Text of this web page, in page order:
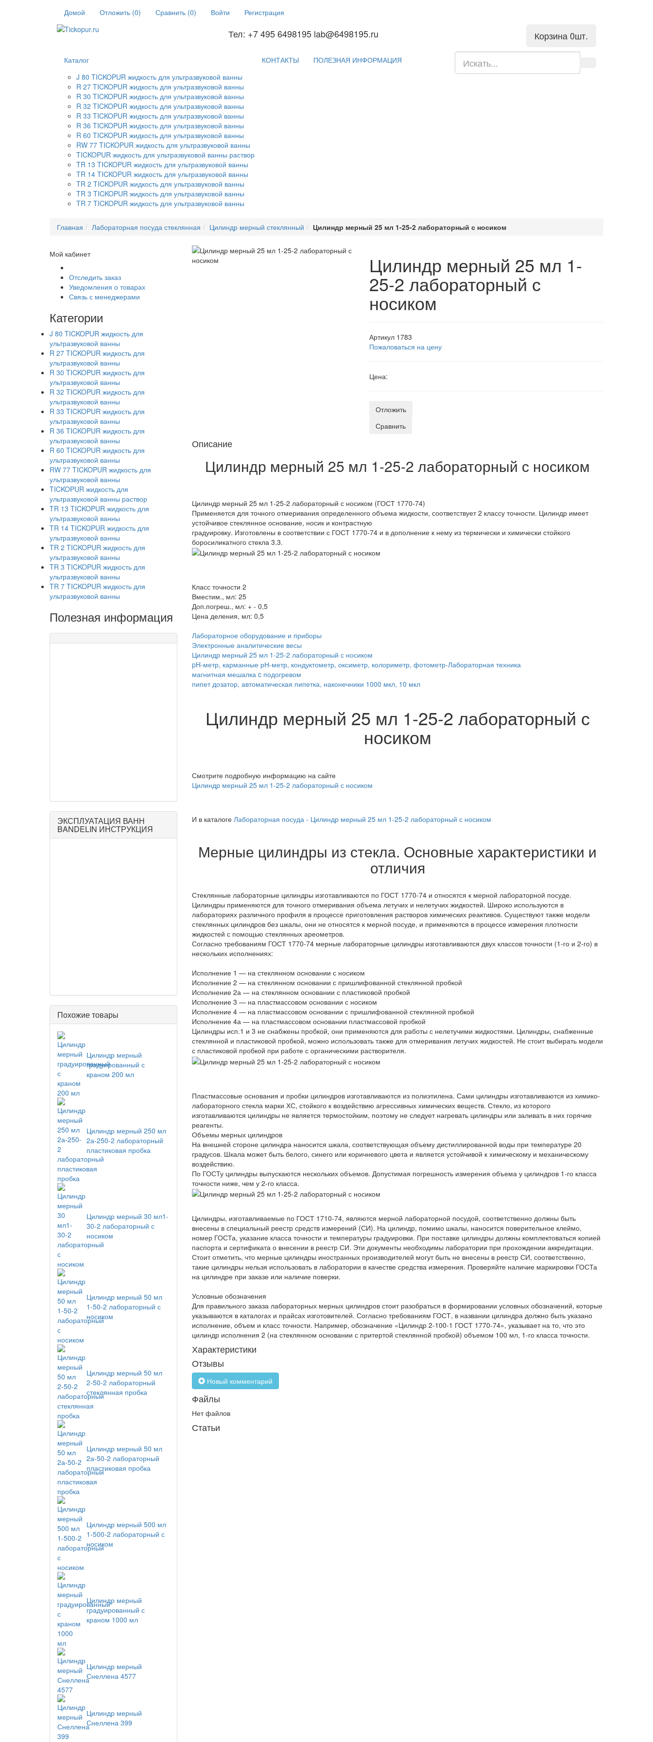
Домой Отложить (0) Сравнить (0) Войти Регистрация
Тел: +7 495 6498195 lab@6498195.ru Корзина 0шт.
Каталог
J 80 TICKOPUR жидкость для ультразвуковой ванны
R 27 TICKOPUR жидкость для ультразвуковой ванны
R 30 TICKOPUR жидкость для ультразвуковой ванны
R 32 TICKOPUR жидкость для ультразвуковой ванны
R 33 TICKOPUR жидкость для ультразвуковой ванны
R 36 TICKOPUR жидкость для ультразвуковой ванны
R 60 TICKOPUR жидкость для ультразвуковой ванны
RW 77 TICKOPUR жидкость для ультразвуковой ванны
TICKOPUR жидкость для ультразвуковой ванны раствор
TR 13 TICKOPUR жидкость для ультразвуковой ванны
TR 14 TICKOPUR жидкость для ультразвуковой ванны
TR 2 TICKOPUR жидкость для ультразвуковой ванны
TR 3 TICKOPUR жидкость для ультразвуковой ванны
TR 7 TICKOPUR жидкость для ультразвуковой ванны
КОНТАКТЫ ПОЛЕЗНАЯ ИНФОРМАЦИЯ
Главная Лабораторная посуда стеклянная Цилиндр мерный стеклянный Цилиндр мерный 25 мл 1-25-2 лабораторный с носиком
Мой кабинет
Отследить заказ
Уведомления о товарах
Связь с менеджерами
Категории
J 80 TICKOPUR жидкость для
ультразвуковой ванны
R 27 TICKOPUR жидкость для
ультразвуковой ванны
R 30 TICKOPUR жидкость для
ультразвуковой ванны
R 32 TICKOPUR жидкость для
ультразвуковой ванны
R 33 TICKOPUR жидкость для
ультразвуковой ванны
R 36 TICKOPUR жидкость для
ультразвуковой ванны
R 60 TICKOPUR жидкость для
ультразвуковой ванны
RW 77 TICKOPUR жидкость для
ультразвуковой ванны
TICKOPUR жидкость для
ультразвуковой ванны раствор
TR 13 TICKOPUR жидкость для
ультразвуковой ванны
TR 14 TICKOPUR жидкость для
ультразвуковой ванны
TR 2 TICKOPUR жидкость для
ультразвуковой ванны
TR 3 TICKOPUR жидкость для
ультразвуковой ванны
TR 7 TICKOPUR жидкость для
ультразвуковой ванны
Полезная информация
ЭКСПЛУАТАЦИЯ ВАНН
BANDELIN ИНСТРУКЦИЯ
Похожие товары
Цилиндр мерный
градуированный с
краном 200 мл
Цилиндр мерный 250 мл
2а-250-2 лабораторный
пластиковая пробка
Цилиндр мерный 30 мл1-
30-2 лабораторный с
носиком
Цилиндр мерный 50 мл
1-50-2 лабораторный с
носиком
Цилиндр мерный 50 мл
2-50-2 лабораторный
стеклянная пробка
Цилиндр мерный 50 мл
2а-50-2 лабораторный
пластиковая пробка
Цилиндр мерный 500 мл
1-500-2 лабораторный с
носиком
Цилиндр мерный
градуированный с
краном 1000 мл
Цилиндр мерный
Снеллена 4577
Цилиндр мерный
Снеллена 399
Цилиндр мерный 25 мл 1-
25-2 лабораторный с
носиком
Артикул 1783
Пожаловаться на цену
Цена:
Отложить
Сравнить
Описание
Цилиндр мерный 25 мл 1-25-2 лабораторный с носиком
Цилиндр мерный 25 мл 1-25-2 лабораторный с носиком (ГОСТ 1770-74)
Применяется для точного отмеривания определенного объема жидкости, соответствует 2 классу точности. Цилиндр имеет
устойчивое стеклянное основание, носик и контрастную
градуировку. Изготовлены в соответствии с ГОСТ 1770-74 и в дополнение к нему из термически и химически стойкого
боросиликатного стекла 3.3.
Класс точности 2
Вместим., мл: 25
Доп.погреш., мл: + - 0,5
Цена деления, мл: 0,5
Лабораторное оборудование и приборы
Электронные аналитические весы
Цилиндр мерный 25 мл 1-25-2 лабораторный с носиком
pH-метр, карманные рН-метр, кондуктометр, оксиметр, колориметр, фотометр-Лабораторная техника
магнитная мешалка c подогревом
пипет дозатор, автоматическая пипетка, наконечники 1000 мкл, 10 мкл
Цилиндр мерный 25 мл 1-25-2 лабораторный с
носиком
Смотрите подробную информацию на сайте
Цилиндр мерный 25 мл 1-25-2 лабораторный с носиком
И в каталоге Лабораторная посуда - Цилиндр мерный 25 мл 1-25-2 лабораторный с носиком
Мерные цилиндры из стекла. Основные характеристики и
отличия
Стеклянные лабораторные цилиндры изготавливаются по ГОСТ 1770-74 и относятся к мерной лабораторной посуде.
Цилиндры применяются для точного отмеривания объема летучих и нелетучих жидкостей. Широко используются в
лабораториях различного профиля в процессе приготовления растворов химических реактивов. Существуют также модели
стеклянных цилиндров без шкалы, они не относятся к мерной посуде, и применяются в процессе измерения плотности
жидкостей с помощью стеклянных ареометров.
Согласно требованиям ГОСТ 1770-74 мерные лабораторные цилиндры изготавливаются двух классов точности (1-го и 2-го) в
нескольких исполнениях:
Исполнение 1 — на стеклянном основании с носиком
Исполнение 2 — на стеклянном основании с пришлифованной стеклянной пробкой
Исполнение 2а — на стеклянном основании с пластиковой пробкой
Исполнение 3 — на пластмассовом основании с носиком
Исполнение 4 — на пластмассовом основании с пришлифованной стеклянной пробкой
Исполнение 4а — на пластмассовом основании пластмассовой пробкой
Цилиндры исп.1 и 3 не снабжены пробкой, они применяются для работы с нелетучими жидкостями. Цилиндры, снабженные
стеклянной и пластиковой пробкой, можно использовать также для отмеривания летучих жидкостей. Не стоит выбирать модели
с пластиковой пробкой при работе с органическими растворителя.
Пластмассовые основания и пробки цилиндров изготавливаются из полиэтилена. Сами цилиндры изготавливаются из химико-
лабораторного стекла марки ХС, стойкого к воздействию агрессивных химических веществ. Стекло, из которого
изготавливаются цилиндры не является термостойким, поэтому не следует нагревать цилиндры или заливать в них горячие
реагенты.
Объемы мерных цилиндров
На внешней стороне цилиндра наносится шкала, соответствующая объему дистиллированной воды при температуре 20
градусов. Шкала может быть белого, синего или коричневого цвета и является устойчивой к химическому и механическому
воздействию.
По ГОСТу цилиндры выпускаются нескольких объемов. Допустимая погрешность измерения объема у цилиндров 1-го класса
точности ниже, чем у 2-го класса.
Цилиндры, изготавливаемые по ГОСТ 1710-74, являются мерной лабораторной посудой, соответственно должны быть
внесены в специальный реестр средств измерений (СИ). На цилиндр, помимо шкалы, наносится поверительное клеймо,
номер ГОСТа, указание класса точности и температуры градуировки. При поставке цилиндры должны комплектоваться копией
паспорта и сертификата о внесении в реестр СИ. Эти документы необходимы лаборатории при прохождении аккредитации.
Стоит отметить, что мерные цилиндры иностранных производителей могут быть не внесены в реестр СИ, соответственно,
такие цилиндры нельзя использовать в лаборатории в качестве средства измерения. Проверяйте наличие маркировки ГОСТа
на цилиндре при заказе или наличие поверки.
Условные обозначения
Для правильного заказа лабораторных мерных цилиндров стоит разобраться в формировании условных обозначений, которые
указываются в каталогах и прайсах изготовителей. Согласно требованиям ГОСТ, в названии цилиндра должно быть указано
исполнение, объем и класс точности. Например, обозначение «Цилиндр 2-100-1 ГОСТ 1770-74», указывает на то, что это
цилиндр исполнения 2 (на стеклянном основании с притертой стеклянной пробкой) объемом 100 мл, 1-го класса точности.
Характеристики
Отзывы
Новый комментарий
Файлы
Нет файлов
Статьи